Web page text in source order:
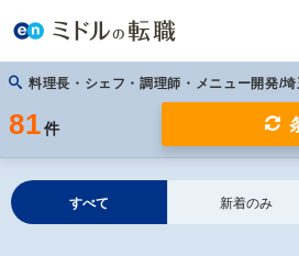
料理長・シェフ・調理師・メニュー開発/埼
81 件
すべて 新着のみ